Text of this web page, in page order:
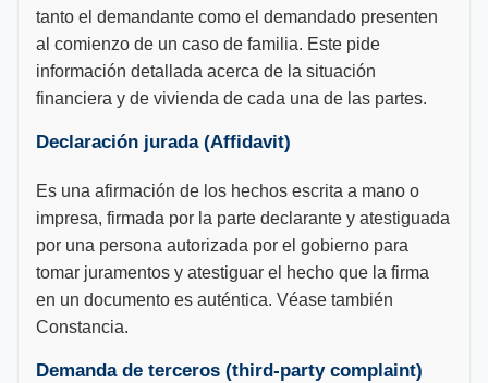
tanto el demandante como el demandado presenten
al comienzo de un caso de familia. Este pide
información detallada acerca de la situación
financiera y de vivienda de cada una de las partes.
Declaración jurada (Affidavit)
Es una afirmación de los hechos escrita a mano o
impresa, firmada por la parte declarante y atestiguada
por una persona autorizada por el gobierno para
tomar juramentos y atestiguar el hecho que la firma
en un documento es auténtica. Véase también
Constancia.
Demanda de terceros (third-party complaint)